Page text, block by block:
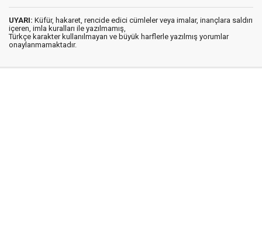
UYARI: Küfür, hakaret, rencide edici cümleler veya imalar, inançlara saldırı
içeren, imla kuralları ile yazılmamış,
Türkçe karakter kullanılmayan ve büyük harflerle yazılmış yorumlar
onaylanmamaktadır.